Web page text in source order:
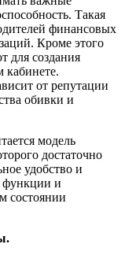
Такая
финансовых
Кроме этого
для создания
кабинете.
от репутации
обивки и
модель
достаточно
удобство и
функции и
состоянии